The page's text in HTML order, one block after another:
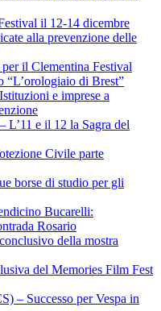
il 12-14 dicembre
alla prevenzione delle
il Clementina Festival
di Brest”
e imprese a
e il 12 la Sagra del
Civile parte
borse di studio per gli
Bucarelli:
Rosario
della mostra
del Memories Film Fest
– Successo per Vespa in